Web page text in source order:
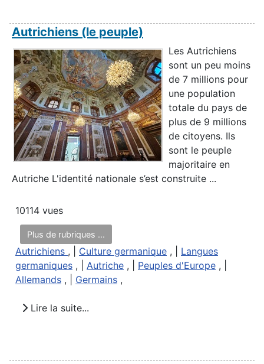
Autrichiens (le peuple)
Les Autrichiens
sont un peu moins
de 7 millions pour
une population
totale du pays de
plus de 9 millions
de citoyens. Ils
sont le peuple
majoritaire en
Autriche L'identité nationale s’est construite ...
10114 vues
Plus de rubriques ...
Autrichiens , | Culture germanique , | Langues
germaniques , | Autriche , | Peuples d'Europe , |
Allemands , | Germains ,
Lire la suite...